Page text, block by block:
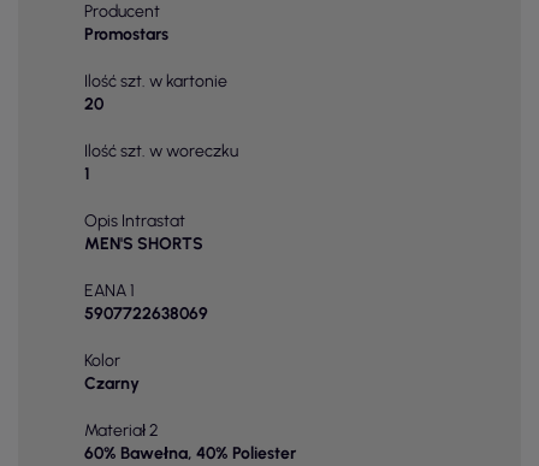
Producent
Promostars
Ilość szt. w kartonie
20
Ilość szt. w woreczku
1
Opis Intrastat
MEN'S SHORTS
EANA 1
5907722638069
Kolor
Czarny
Materiał 2
60% Bawełna, 40% Poliester